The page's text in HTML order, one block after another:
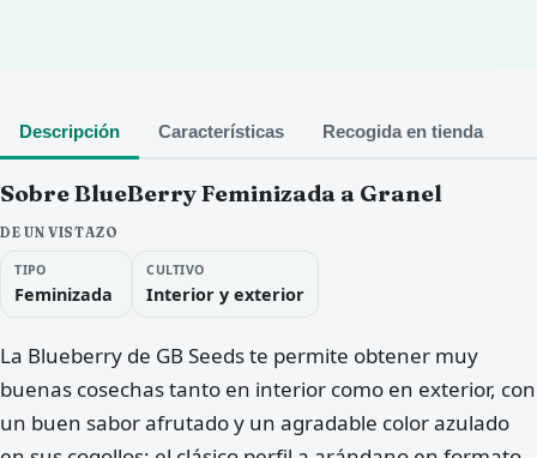
Descripción Características Recogida en tienda
Sobre BlueBerry Feminizada a Granel
DE UN VISTAZO
TIPO
Feminizada
CULTIVO
Interior y exterior
La Blueberry de GB Seeds te permite obtener muy
buenas cosechas tanto en interior como en exterior, con
un buen sabor afrutado y un agradable color azulado